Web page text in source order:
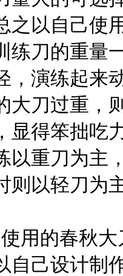
之以自己使
练刀的重量
，演练起来
大刀过重，
显得笨拙吃
以重刀为主
则以轻刀为
用的春秋
自己设计制